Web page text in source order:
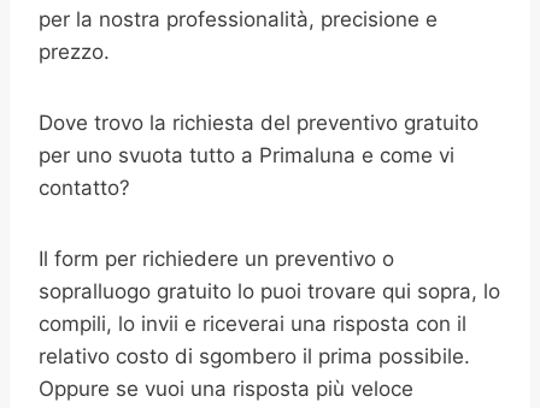
per la nostra professionalità, precisione e
prezzo.
Dove trovo la richiesta del preventivo gratuito
per uno svuota tutto a Primaluna e come vi
contatto?
Il form per richiedere un preventivo o
sopralluogo gratuito lo puoi trovare qui sopra, lo
compili, lo invii e riceverai una risposta con il
relativo costo di sgombero il prima possibile.
Oppure se vuoi una risposta più veloce